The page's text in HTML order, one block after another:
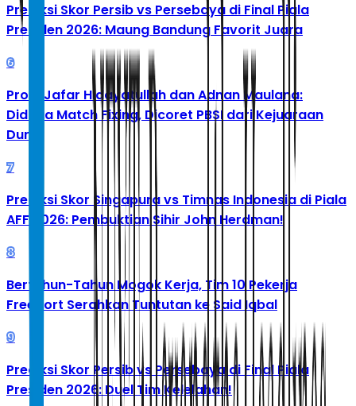
Prediksi Skor Persib vs Persebaya di Final Piala
Presiden 2026: Maung Bandung Favorit Juara
6
Profil Jafar Hidayatullah dan Adnan Maulana:
Diduga Match Fixing, Dicoret PBSI dari Kejuaraan
Dunia
7
Prediksi Skor Singapura vs Timnas Indonesia di Piala
AFF 2026: Pembuktian Sihir John Herdman!
8
Bertahun-Tahun Mogok Kerja, Tim 10 Pekerja
Freeport Serahkan Tuntutan ke Said Iqbal
9
Prediksi Skor Persib vs Persebaya di Final Piala
Presiden 2026: Duel Tim Kelelahan!